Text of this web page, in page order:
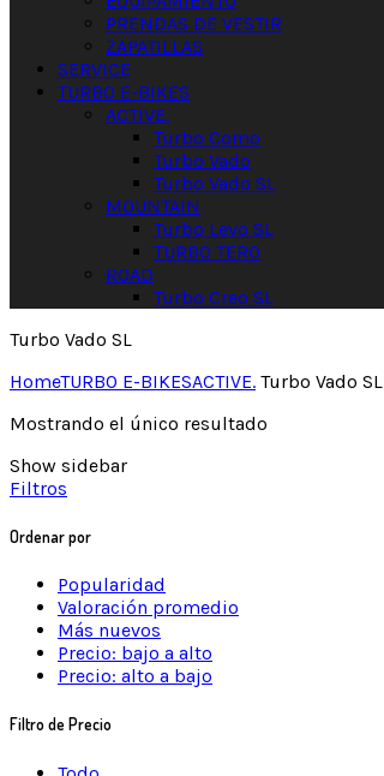
PRENDAS DE VESTIR
ZAPATILLAS
SERVICE
TURBO E-BIKES
ACTIVE.
Turbo Como
Turbo Vado
Turbo Vado SL
MOUNTAIN
Turbo Levo SL
TURBO TERO
ROAD
Turbo Creo SL
Turbo Vado SL
HomeTURBO E-BIKESACTIVE. Turbo Vado SL
Mostrando el único resultado
Show sidebar
Filtros
Ordenar por
Popularidad
Valoración promedio
Más nuevos
Precio: bajo a alto
Precio: alto a bajo
Filtro de Precio